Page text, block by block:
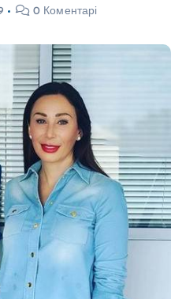
0 Коментарі